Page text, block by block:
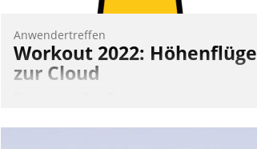
Anwendertreffen
Workout 2022: Höhenflüge
zur Cloud